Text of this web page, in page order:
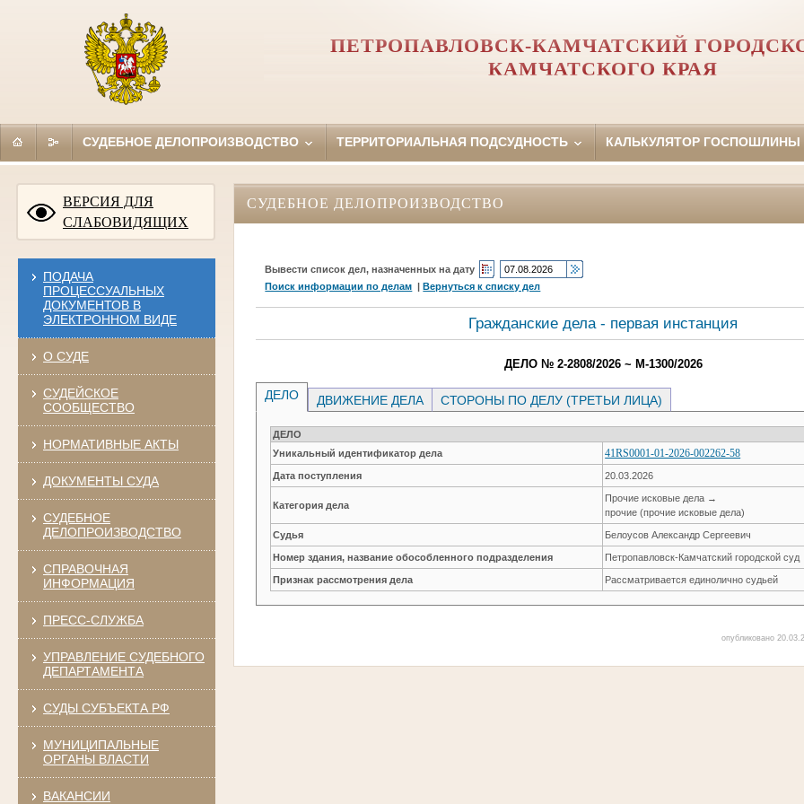
ПЕТРОПАВЛОВСК-КАМЧАТСКИЙ
КАМЧАТСКОГО КРАЯ
СУДЕБНОЕ ДЕЛОПРОИЗВОДСТВО ТЕРРИТОРИАЛЬНАЯ ПОДСУДНОСТЬ КАЛЬКУЛЯТОР ГОСПОШЛИНЫ
ВЕРСИЯ ДЛЯ
СЛАБОВИДЯЩИХ
ПОДАЧА
ПРОЦЕССУАЛЬНЫХ
ДОКУМЕНТОВ В
ЭЛЕКТРОННОМ ВИДЕ
О СУДЕ
СУДЕЙСКОЕ
СООБЩЕСТВО
НОРМАТИВНЫЕ АКТЫ
ДОКУМЕНТЫ СУДА
СУДЕБНОЕ
ДЕЛОПРОИЗВОДСТВО
СПРАВОЧНАЯ
ИНФОРМАЦИЯ
ПРЕСС-СЛУЖБА
УПРАВЛЕНИЕ СУДЕБНОГО
ДЕПАРТАМЕНТА
СУДЫ СУБЪЕКТА РФ
МУНИЦИПАЛЬНЫЕ
ОРГАНЫ ВЛАСТИ
ВАКАНСИИ
СУДЕБНОЕ ДЕЛОПРОИЗВОДСТВО
Вывести список дел, назначенных на дату
Поиск информации по делам |Вернуться к списку дел
Гражданские дела - первая инстанция
ДЕЛО № 2-2808/2026 ~ М-1300/2026
ДЕЛО ДВИЖЕНИЕ ДЕЛА СТОРОНЫ ПО ДЕЛУ (ТРЕТЬИ ЛИЦА)
ДЕЛО
Уникальный идентификатор дела
41RS0001-01-2026-002262-58
Дата поступления 20.03.2026
Категория дела
Прочие исковые дела →
прочие (прочие исковые дела)
Судья Белоусов Александр Сергеевич
Номер здания, название обособленного подразделения Петропавловск-Камчатский городской суд
Признак рассмотрения дела Рассматривается единолично судьей
опубликовано